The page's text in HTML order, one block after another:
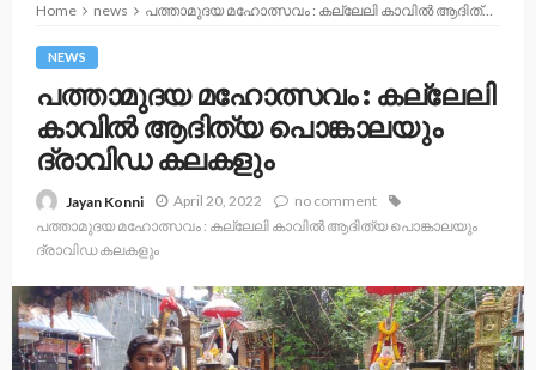
Home news പത്താമുദയ മഹോത്സവം : കല്ലേലി കാവില്‍ ആദിത്യ പൊങ്കാലയും ദ്രാവിഡ കലകളും
NEWS
പത്താമുദയ മഹോത്സവം : കല്ലേലി
കാവില്‍ ആദിത്യ പൊങ്കാലയും
ദ്രാവിഡ കലകളും
Jayan Konni April 20, 2022
no comment
പത്താമുദയ മഹോത്സവം : കല്ലേലി കാവില്‍ ആദിത്യ പൊങ്കാലയും
ദ്രാവിഡ കലകളും